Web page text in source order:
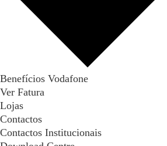
Benefícios Vodafone
Ver Fatura
Lojas
Contactos
Contactos Institucionais